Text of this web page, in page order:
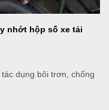
nhớt hộp số xe tải
dụng bôi trơn, chống